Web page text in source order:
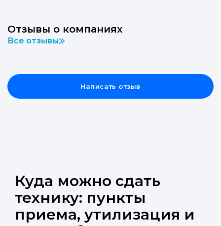
Отзывы о компаниях
Все отзывы
Написать отзыв
Куда можно сдать
технику: пункты
приема, утилизация и